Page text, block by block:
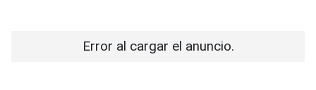
Error al cargar el anuncio.